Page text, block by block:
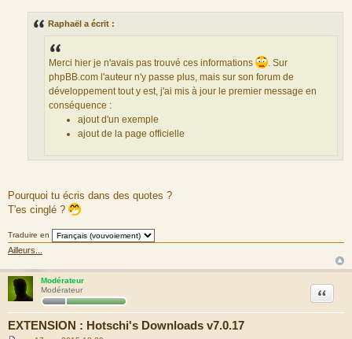
Raphaël a écrit :
Merci hier je n'avais pas trouvé ces informations
. Sur
phpBB.com l'auteur n'y passe plus, mais sur son forum de
développement tout y est, j'ai mis à jour le premier message en
conséquence :
ajout d'un exemple
ajout de la page officielle
Pourquoi tu écris dans des quotes ?
T'es cinglé ?
Traduire en
Ailleurs...
Modérateur
Modérateur
EXTENSION : Hotschi's Downloads v7.0.17
Citation